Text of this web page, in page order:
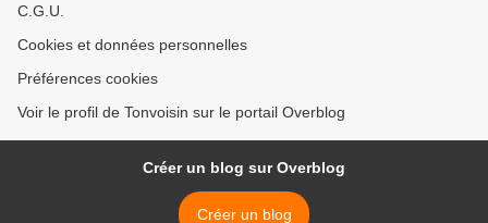
C.G.U.
Cookies et données personnelles
Préférences cookies
Voir le profil de Tonvoisin sur le portail Overblog
Créer un blog sur Overblog
Créer un blog